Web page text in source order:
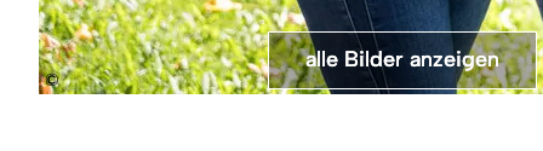
©
alle Bilder anzeigen
alle Bilder anzeigen
alle Bilder anzeigen
alle Bilder anzeigen